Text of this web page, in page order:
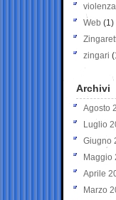
Web (1)
zingari
Archivi
Agosto
Luglio
Giugno
Maggio
Aprile
Marzo